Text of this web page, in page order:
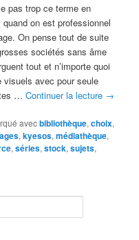
pas trop ce terme en
quand on est professionnel
On pense tout de suite
sociétés sans âme
tout et n’importe quoi
visuels avec pour seule
…Continuer la lecture →
avecbibliothèque,choix,
,kyesos,médiathèque,
,séries,stock,sujets,